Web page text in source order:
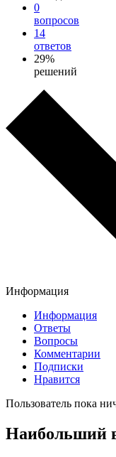
0
вопросов
14
ответов
29%
решений
Информация
Информация
Ответы
Вопросы
Комментарии
Подписки
Нравится
Пользователь пока
Наибольший